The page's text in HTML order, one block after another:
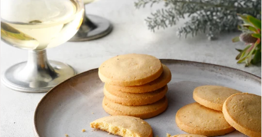
ン
ー
ワ
ー
ド
で
検
索